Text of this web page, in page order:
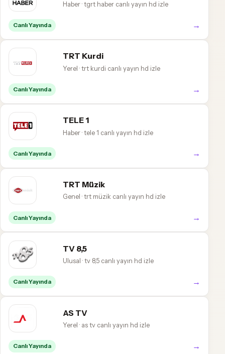
Haber · tgrt haber canlı yayın hd izle
Canlı Yayında →
TRT Kurdi
Yerel · trt kurdi canlı yayın hd izle
Canlı Yayında →
TELE 1
Haber · tele 1 canlı yayın hd izle
Canlı Yayında →
TRT Müzik
Genel · trt müzik canlı yayın hd izle
Canlı Yayında →
TV 8,5
Ulusal · tv 8,5 canlı yayın hd izle
Canlı Yayında →
AS TV
Yerel · as tv canlı yayın hd izle
Canlı Yayında →